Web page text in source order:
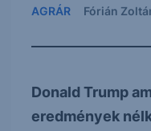
AGRÁR Fórián
Donald Trump
eredmények